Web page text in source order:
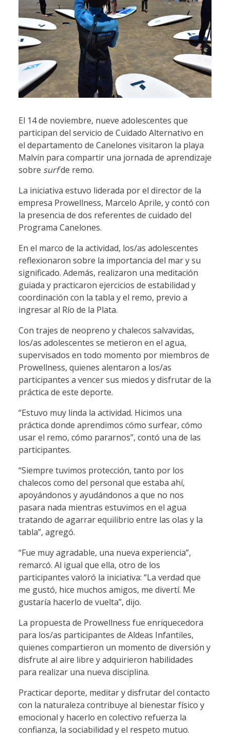
El 14 de noviembre, nueve adolescentes que
participan del servicio de Cuidado Alternativo en
el departamento de Canelones visitaron la playa
Malvín para compartir una jornada de aprendizaje
sobre surfde remo.
La iniciativa estuvo liderada por el director de la
empresa Prowellness, Marcelo Aprile, y contó con
la presencia de dos referentes de cuidado del
Programa Canelones.
En el marco de la actividad, los/as adolescentes
reflexionaron sobre la importancia del mar y su
significado. Además, realizaron una meditación
guiada y practicaron ejercicios de estabilidad y
coordinación con la tabla y el remo, previo a
ingresar al Río de la Plata.
Con trajes de neopreno y chalecos salvavidas,
los/as adolescentes se metieron en el agua,
supervisados en todo momento por miembros de
Prowellness, quienes alentaron a los/as
participantes a vencer sus miedos y disfrutar de la
práctica de este deporte.
“Estuvo muy linda la actividad. Hicimos una
práctica donde aprendimos cómo surfear, cómo
usar el remo, cómo pararnos”, contó una de las
participantes.
“Siempre tuvimos protección, tanto por los
chalecos como del personal que estaba ahí,
apoyándonos y ayudándonos a que no nos
pasara nada mientras estuvimos en el agua
tratando de agarrar equilibrio entre las olas y la
tabla”, agregó.
“Fue muy agradable, una nueva experiencia”,
remarcó. Al igual que ella, otro de los
participantes valoró la iniciativa: “La verdad que
me gustó, hice muchos amigos, me divertí. Me
gustaría hacerlo de vuelta”, dijo.
La propuesta de Prowellness fue enriquecedora
para los/as participantes de Aldeas Infantiles,
quienes compartieron un momento de diversión y
disfrute al aire libre y adquirieron habilidades
para realizar una nueva disciplina.
Practicar deporte, meditar y disfrutar del contacto
con la naturaleza contribuye al bienestar físico y
emocional y hacerlo en colectivo refuerza la
confianza, la sociabilidad y el respeto mutuo.